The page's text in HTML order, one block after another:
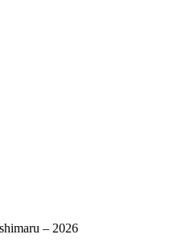
– 2026